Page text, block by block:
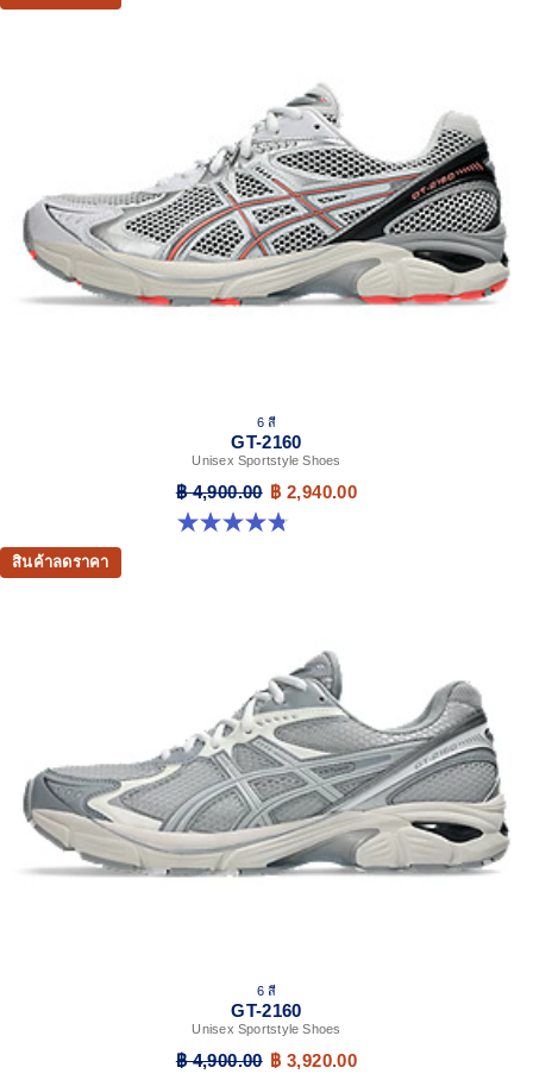
6 สี
GT-2160
Unisex Sportstyle Shoes
฿ 4,900.00 ฿ 2,940.00
4.8 จาก 5 ดาว 457 รีวิว
สินค้าลดราคา
6 สี
GT-2160
Unisex Sportstyle Shoes
฿ 4,900.00 ฿ 3,920.00